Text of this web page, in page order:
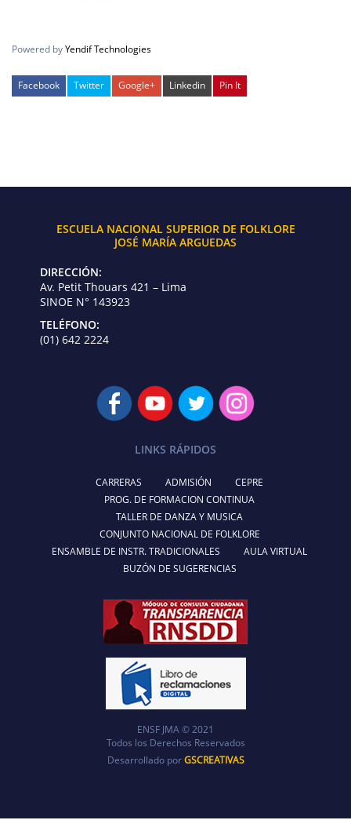
Powered byYendif Technologies
Facebook Twitter Google+ Linkedin Pin It
ESCUELA NACIONAL SUPERIOR DE FOLKLORE
JOSÉ MARÍA ARGUEDAS
DIRECCIÓN:
Av. Petit Thouars 421 – Lima
SINOE N° 143923
TELÉFONO:
(01) 642 2224
LINKS RÁPIDOS
CARRERAS ADMISIÓN
CEPRE
PROG. DE FORMACION CONTINUA
TALLER DE DANZA Y MUSICA
CONJUNTO NACIONAL DE FOLKLORE
ENSAMBLE DE INSTR. TRADICIONALES
AULA VIRTUAL
BUZÓN DE SUGERENCIAS
ENSF JMA © 2021
Todos los Derechos Reservados
Desarrollado porGSCREATIVAS